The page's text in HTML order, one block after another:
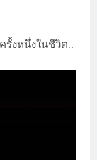
รั้งหนึ่งในชีวิต..